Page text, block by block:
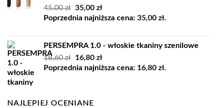
45,00zł Pierwotna
cena
35,00 złAktualna
cena
Poprzednia najniższa cena: 35,00 zł.
PERSEMPRA 1.0 - włoskie tkaniny szenilowe
18,60zł
Pierwotna
cena
16,80 złAktualna
cena
Poprzednia najniższa cena: 16,80 zł.
NAJLEPIEJ OCENIANE